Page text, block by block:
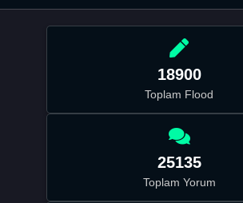
18900
Toplam Flood
25135
Toplam Yorum